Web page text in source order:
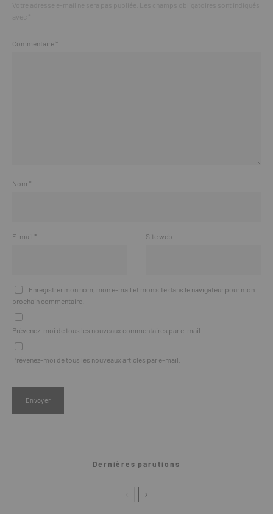
Commentaire *
Nom *
E-mail * Site web
Enregistrer mon nom, mon e-mail et mon site dans le navigateur pour mon
prochain commentaire.
Prévenez-moi de tous les nouveaux commentaires par e-mail.
Prévenez-moi de tous les nouveaux articles par e-mail.
Dernières parutions